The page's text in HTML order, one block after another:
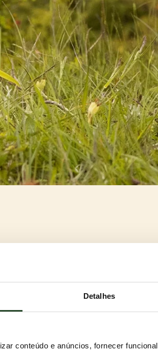
Detalhes
conteúdo e anúncios, fornecer